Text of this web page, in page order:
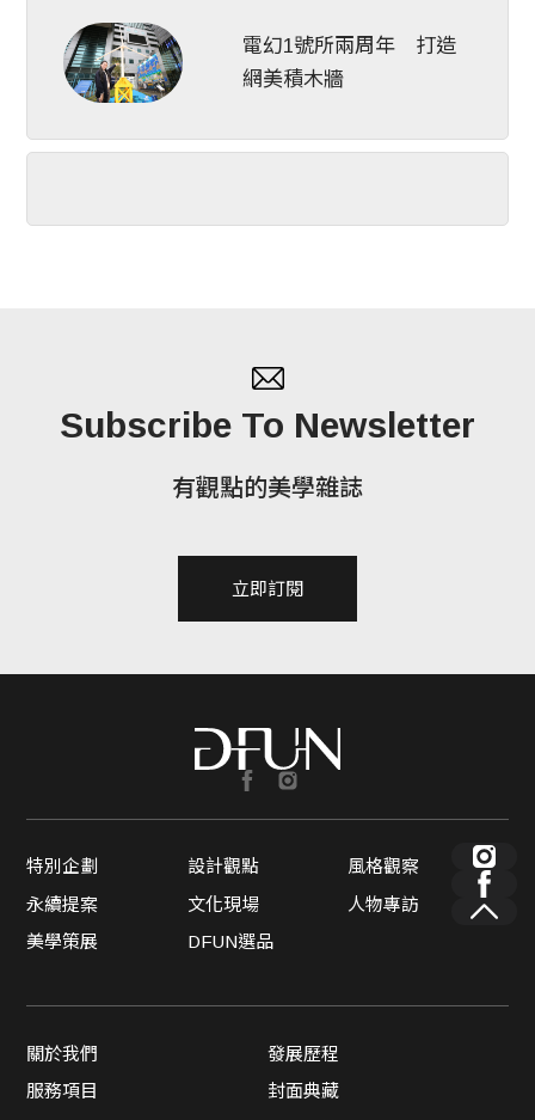
電幻1號所兩周年 打造
網美積木牆
Subscribe To Newsletter
有觀點的美學雜誌
立即訂閱
特別企劃 設計觀點
風格觀察
永續提案
文化現場
人物專訪
美學策展
DFUN選品
關於我們
發展歷程
服務項目
封面典藏